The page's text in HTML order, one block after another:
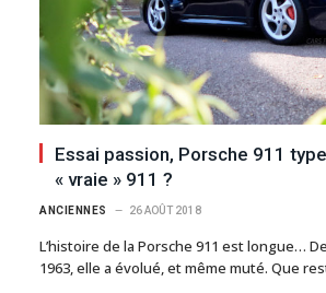
Essai passion, Porsche 911
« vraie » 911 ?
ANCIENNES 26 AOÛT 2018
L’histoire de la Porsche 911 est longue…
1963, elle a évolué, et même muté. Que